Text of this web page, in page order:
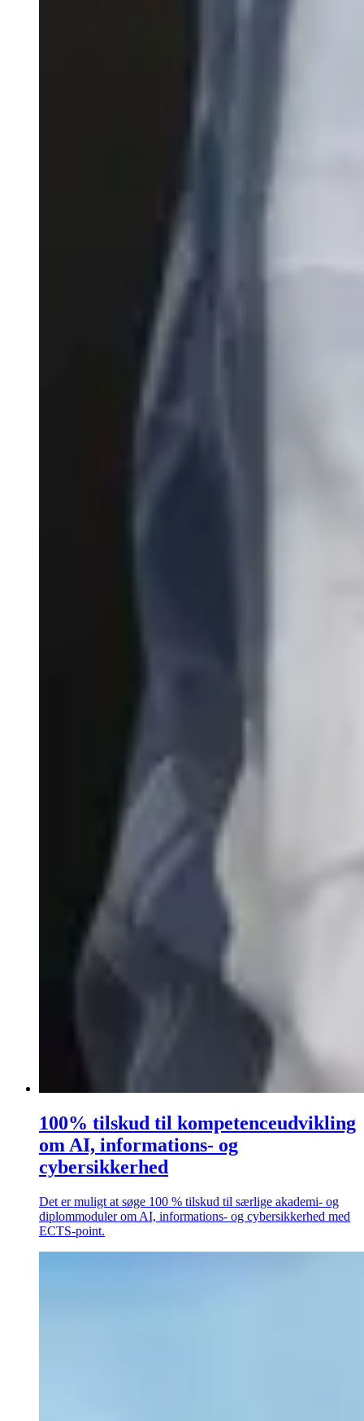
100% tilskud til kompetenceudvikling
om AI, informations- og
cybersikkerhed
Det er muligt at søge 100 % tilskud til særlige akademi- og
diplommoduler om AI, informations- og cybersikkerhed med
ECTS-point.